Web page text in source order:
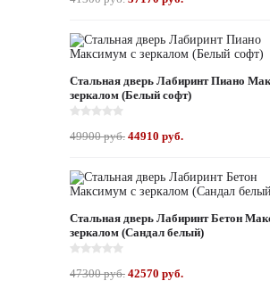
Стальная дверь Лабиринт Пиано
зеркалом (Белый софт)
49900 руб. 44910 руб.
Стальная дверь Лабиринт Бетон
зеркалом (Сандал белый)
47300 руб. 42570 руб.